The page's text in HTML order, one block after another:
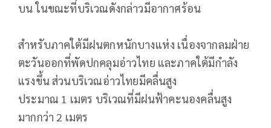
บน ในขณะที่บริเวณดังกล่าวมีอากาศร้อน
สำหรับภาคใต้มีฝนตกหนักบางแห่ง เนื่องจากลมฝ่าย
ตะวันออกที่พัดปกคลุมอ่าวไทย และภาคใต้มีกำลัง
แรงขึ้น ส่วนบริเวณอ่าวไทยมีคลื่นสูง
ประมาณ 1 เมตร บริเวณที่มีฝนฟ้าคะนองคลื่นสูง
มากกว่า 2 เมตร